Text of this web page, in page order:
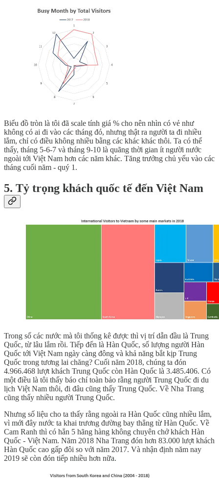
Biểu đồ tròn là tôi đã scale tính giá % cho nên nhìn có vẻ như
không có ai đi vào các tháng đó, nhưng thật ra người ta đi nhiều
lắm, chỉ có điều không nhiều bằng các khác khác thôi. Ta có thể
thấy, tháng 5-6-7 và tháng 9-10 là quãng thời gian ít người nước
ngoài tới Việt Nam hơn các năm khác. Tăng trưởng chủ yếu vào các
tháng cuối năm - quý 1.
5. Tỷ trọng khách quốc tế đến Việt Nam
Trong số các nước mà tôi thống kê được thì vị trí dẫn đầu là Trung
Quốc, từ lâu lắm rồi. Tiếp đến là Hàn Quốc, số lượng người Hàn
Quốc tới Việt Nam ngày càng đông và khả năng bắt kịp Trung
Quốc trong tương lai chăng? Cuối năm 2018, chúng ta đón
4.966.468 lượt khách Trung Quốc còn Hàn Quốc là 3.485.406. Có
một điều là tôi thấy báo chí toàn bảo rằng người Trung Quốc đi du
lịch Việt Nam thôi, đi đâu cũng thấy Trung Quốc. Về Nha Trang
cũng thấy nhiều người Trung Quốc.
Nhưng số liệu cho ta thấy rằng ngoài ra Hàn Quốc cũng nhiều lắm,
vì mới đây nước ta khai trương đường bay thẳng từ Hàn Quốc. Về
Cam Ranh thì có hẳn 5 hãng hàng không chuyên chở khách Hàn
Quốc - Việt Nam. Năm 2018 Nha Trang đón hơn 83.000 lượt khách
Hàn Quốc cao gấp đôi so với năm 2017. Và nhận định năm nay
2019 sẽ còn đón tiếp nhiều hơn nữa.